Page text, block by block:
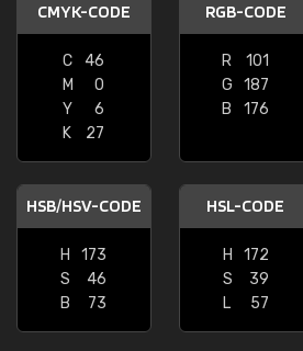
CMYK-CODE
C
46
M
0
Y
6
K
27
RGB-CODE
R
101
G
187
B
176
HSB/HSV-CODE
H
173
S
46
B
73
HSL-CODE
H
172
S
39
L
57